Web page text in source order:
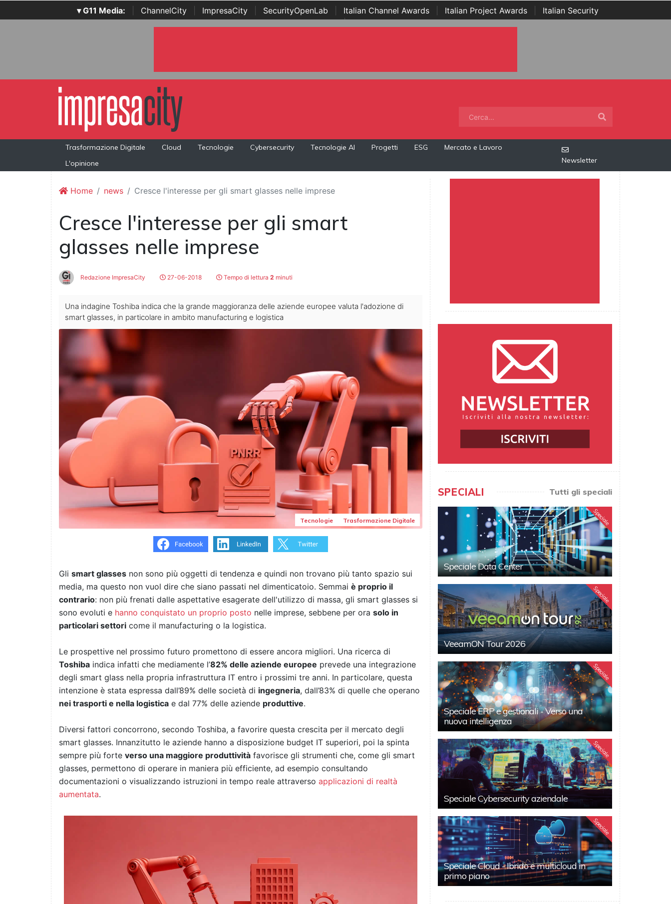
▾ G11 Media: ChannelCity ImpresaCity SecurityOpenLab Italian Channel Awards Italian Project Awards
Italian Security
Awards | ...
Trasformazione Digitale Cloud Tecnologie Cybersecurity Tecnologie AI Progetti ESG
Mercato e Lavoro
L'opinione
Newsletter
Home news Cresce l'interesse per gli smart glasses nelle imprese
Cresce l'interesse per gli smart
glasses nelle imprese
Redazione ImpresaCity 27-06-2018 Tempo di lettura 2 minuti
Una indagine Toshiba indica che la grande maggioranza delle aziende europee valuta l'adozione di
smart glasses, in particolare in ambito manufacturing e logistica
Tecnologie Trasformazione Digitale
Gli smart glasses non sono più oggetti di tendenza e quindi non trovano più tanto spazio sui
media, ma questo non vuol dire che siano passati nel dimenticatoio. Semmai è proprio il
contrario: non più frenati dalle aspettative esagerate dell'utilizzo di massa, gli smart glasses si
sono evoluti e hanno conquistato un proprio posto nelle imprese, sebbene per ora solo in
particolari settori come il manufacturing o la logistica.
Le prospettive nel prossimo futuro promettono di essere ancora migliori. Una ricerca di
Toshiba indica infatti che mediamente l’82% delle aziende europee prevede una integrazione
degli smart glass nella propria infrastruttura IT entro i prossimi tre anni. In particolare, questa
intenzione è stata espressa dall’89% delle società di ingegneria, dall’83% di quelle che operano
nei trasporti e nella logistica e dal 77% delle aziende produttive.
Diversi fattori concorrono, secondo Toshiba, a favorire questa crescita per il mercato degli
smart glasses. Innanzitutto le aziende hanno a disposizione budget IT superiori, poi la spinta
sempre più forte verso una maggiore produttività favorisce gli strumenti che, come gli smart
glasses, permettono di operare in maniera più efficiente, ad esempio consultando
documentazioni o visualizzando istruzioni in tempo reale attraverso applicazioni di realtà
aumentata.
SPECIALI Tutti gli speciali
Speciale
Speciale Data Center
Speciale
VeeamON Tour 2026
Speciale
Speciale ERP e gestionali - Verso una
nuova intelligenza
Speciale
Speciale Cybersecurity aziendale
Speciale
Speciale Cloud - Ibrido e multicloud in
primo piano